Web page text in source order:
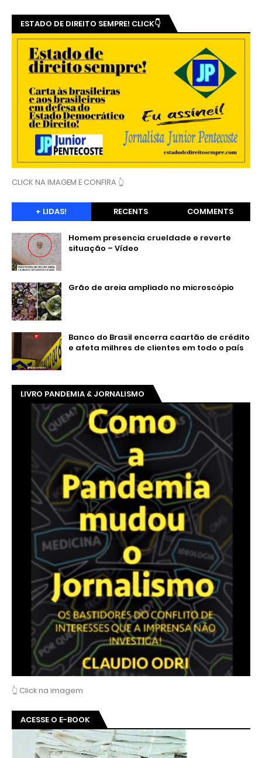
ESTADO DE DIREITO SEMPRE! CLICK👇
CLICK NA IMAGEM E CONFIRA 👆
+ LIDAS! RECENTS COMMENTS
Homem presencia crueldade e reverte
situação – Vídeo
Grão de areia ampliado no microscópio
Banco do Brasil encerra caartão de crédito
e afeta milhres de clientes em todo o país
LIVRO PANDEMIA & JORNALISMO
👆 Click na imagem
ACESSE O E-BOOK